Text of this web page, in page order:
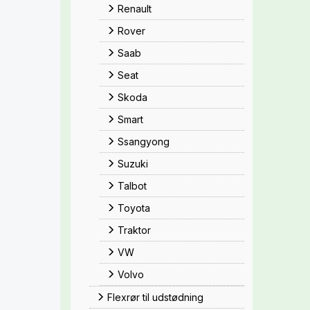
Renault
Rover
Saab
Seat
Skoda
Smart
Ssangyong
Suzuki
Talbot
Toyota
Traktor
VW
Volvo
Flexrør til udstødning